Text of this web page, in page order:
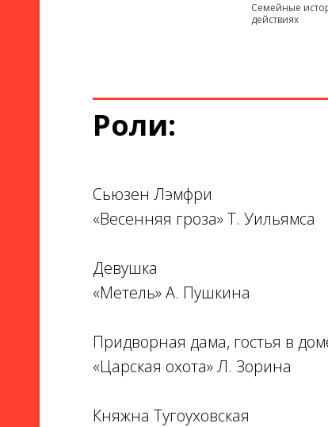
Семейные
действиях
Роли:
Сьюзен Лэмфри
«Весенняя гроза» Т. Уильямса
Девушка
«Метель» А. Пушкина
Придворная дама, гостья в
«Царская охота» Л. Зорина
Княжна Тугоуховская